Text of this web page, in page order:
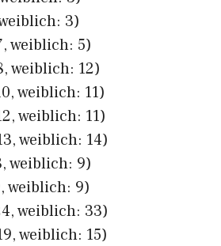
3)
weiblich: 5)
weiblich: 12)
weiblich: 11)
weiblich: 11)
weiblich: 14)
weiblich: 9)
weiblich: 9)
weiblich: 33)
weiblich: 15)